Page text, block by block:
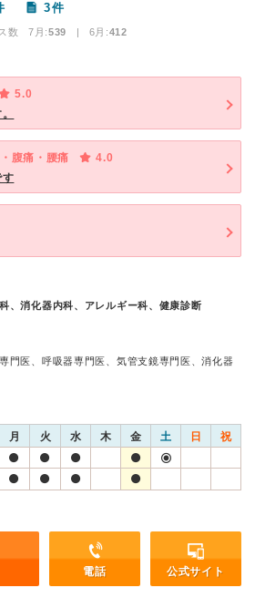
3件
数 7月:539 | 6月:412
5.0
腹痛・腰痛
4.0
す
、消化器内科、アレルギー科、健康診断
門医、呼吸器専門医、気管支鏡専門医、消化器
月 火 水 木 金 土 日 祝
電話 公式サイト